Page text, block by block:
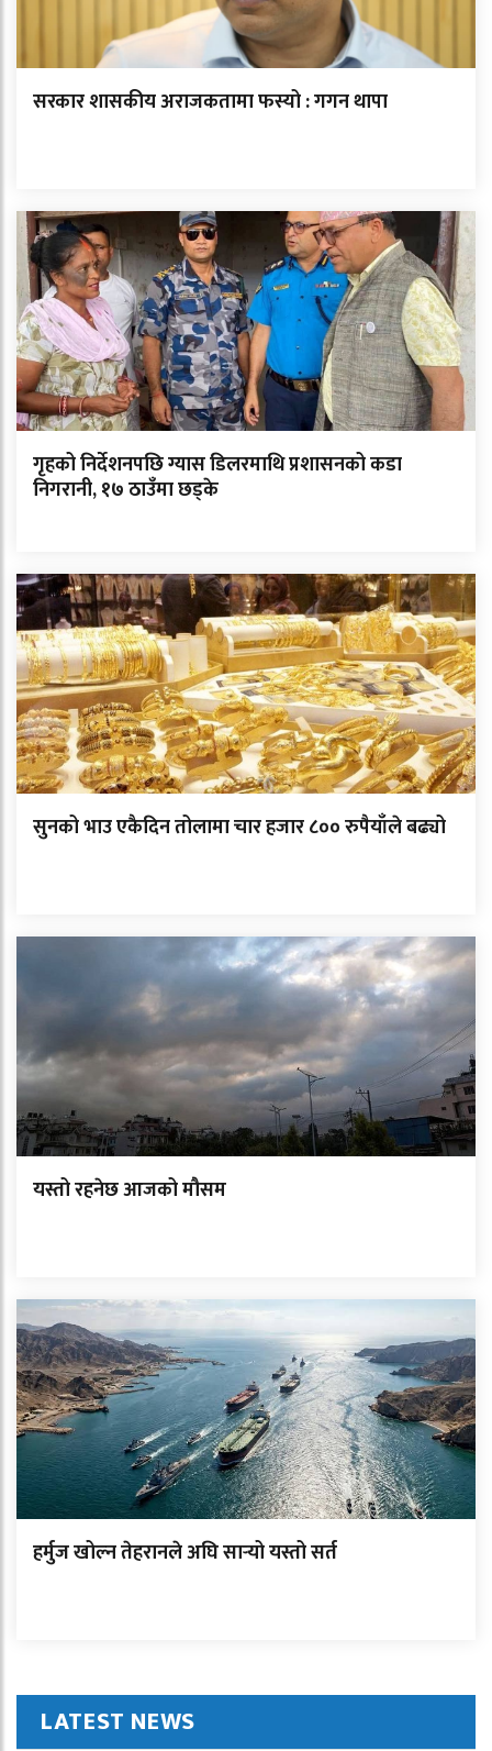
सरकार शासकीय अराजकतामा फस्यो : गगन थापा
गृहको निर्देशनपछि ग्यास डिलरमाथि प्रशासनको कडा
निगरानी, १७ ठाउँमा छड्के
सुनको भाउ एकैदिन तोलामा चार हजार ८०० रुपैयाँले बढ्यो
यस्तो रहनेछ आजको मौसम
हर्मुज खोल्न तेहरानले अघि सार्‍यो यस्तो सर्त
LATEST NEWS